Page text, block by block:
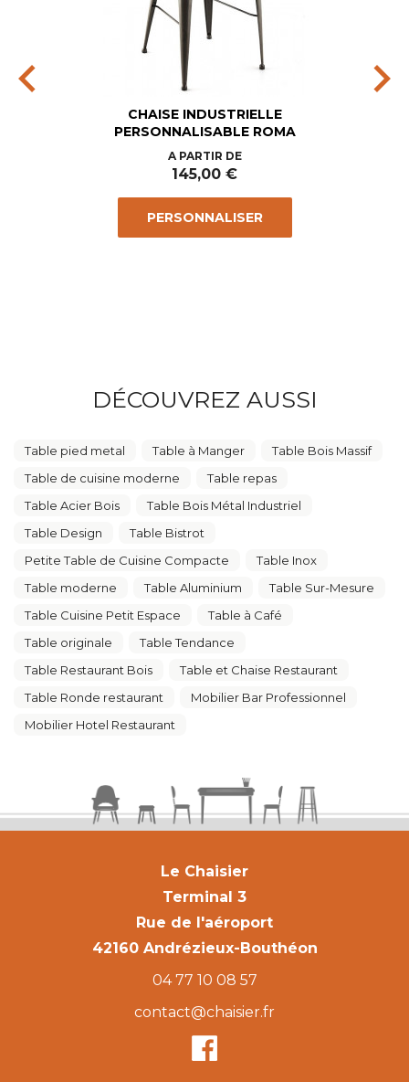
chevron_left
CHAISE INDUSTRIELLE
PERSONNALISABLE ROMA
Prix
A PARTIR DE
145,00 €
PERSONNALISER
chevron_right
DÉCOUVREZ AUSSI
Table pied metal Table à Manger
Table Bois Massif
Table de cuisine moderne
Table repas
Table Acier Bois
Table Bois Métal Industriel
Table Design
Table Bistrot
Petite Table de Cuisine Compacte
Table Inox
Table moderne
Table Aluminium
Table Sur-Mesure
Table Cuisine Petit Espace
Table à Café
Table originale
Table Tendance
Table Restaurant Bois
Table et Chaise Restaurant
Table Ronde restaurant
Mobilier Bar Professionnel
Mobilier Hotel Restaurant
Le Chaisier
Terminal 3
Rue de l'aéroport
42160 Andrézieux-Bouthéon
04 77 10 08 57
contact@chaisier.fr